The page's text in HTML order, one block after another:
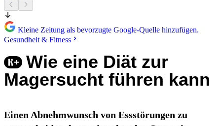
Kleine Zeitung als bevorzugte Google-Quelle hinzufügen.
Gesundheit & Fitness
Wie eine Diät zur
Magersucht führen kann
Einen Abnehmwunsch von Essstörungen zu